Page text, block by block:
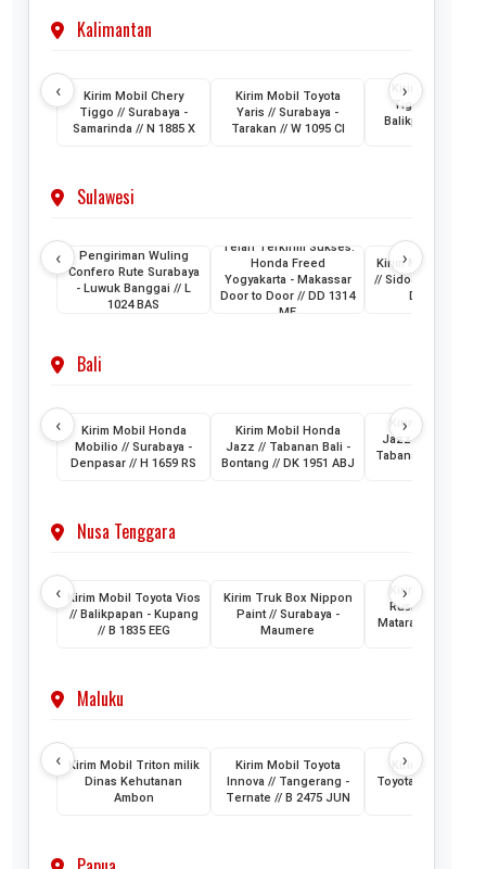
Kalimantan
‹
Kirim Mobil Chery
Tiggo // Surabaya -
Samarinda // N 1885 X
Kirim Mobil Toyota
Yaris // Surabaya -
Tarakan // W 1095 CI
Kirim Mobil
Tiggo // Jakarta
Balikpapan // D
›
Sulawesi
‹
Pengiriman Wuling
Confero Rute Surabaya
- Luwuk Banggai // L
1024 BAS
Telah Terkirim Sukses:
Honda Freed
Yogyakarta - Makassar
Door to Door // DD 1314
ME
Kirim Mobil Honda
// Sidoarjo -
DH 1024 KB
›
Bali
‹
Kirim Mobil Honda
Mobilio // Surabaya -
Denpasar // H 1659 RS
Kirim Mobil Honda
Jazz // Tabanan Bali -
Bontang // DK 1951 ABJ
Kirim Mobil
Jazz //
Tabanan Bali // DK
›
Nusa Tenggara
‹
Kirim Mobil Toyota Vios
// Balikpapan - Kupang
// B 1835 EEG
Kirim Truk Box Nippon
Paint // Surabaya -
Maumere
Kirim Mobil
Rush //
Mataram Lombok
›
Maluku
‹
Kirim Mobil Triton milik
Dinas Kehutanan
Ambon
Kirim Mobil Toyota
Innova // Tangerang -
Ternate // B 2475 JUN
Kirim 2 Unit
Toyota HiAce //
›